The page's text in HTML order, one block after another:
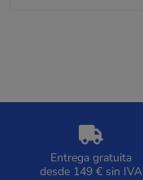
Entrega gratuita
desde 149 € sin IVA